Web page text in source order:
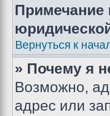
Примечание
Вернуться к
» Почему я
Возможно,
адрес или